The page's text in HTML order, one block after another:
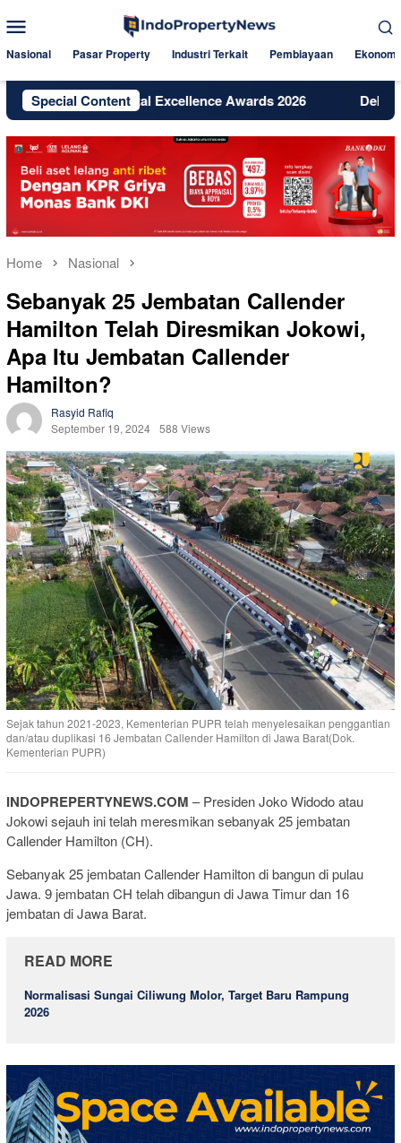
to
Menu
Nasional Pasar Property Industri Terkait Pembiayaan Ekonomi
Special Content
Raih Digital Excellence Awards 2026 Dekat Jakarta
Home Nasional
Sebanyak 25 Jembatan Callender
Hamilton Telah Diresmikan Jokowi,
Apa Itu Jembatan Callender
Hamilton?
Rasyid Rafiq
September 19, 2024 588 Views
Sejak tahun 2021-2023, Kementerian PUPR telah menyelesaikan penggantian
dan/atau duplikasi 16 Jembatan Callender Hamilton di Jawa Barat(Dok.
Kementerian PUPR)
INDOPREPERTYNEWS.COM – Presiden Joko Widodo atau
Jokowi sejauh ini telah meresmikan sebanyak 25 jembatan
Callender Hamilton (CH).
Sebanyak 25 jembatan Callender Hamilton di bangun di pulau
Jawa. 9 jembatan CH telah dibangun di Jawa Timur dan 16
jembatan di Jawa Barat.
READ MORE
Normalisasi Sungai Ciliwung Molor, Target Baru Rampung
2026